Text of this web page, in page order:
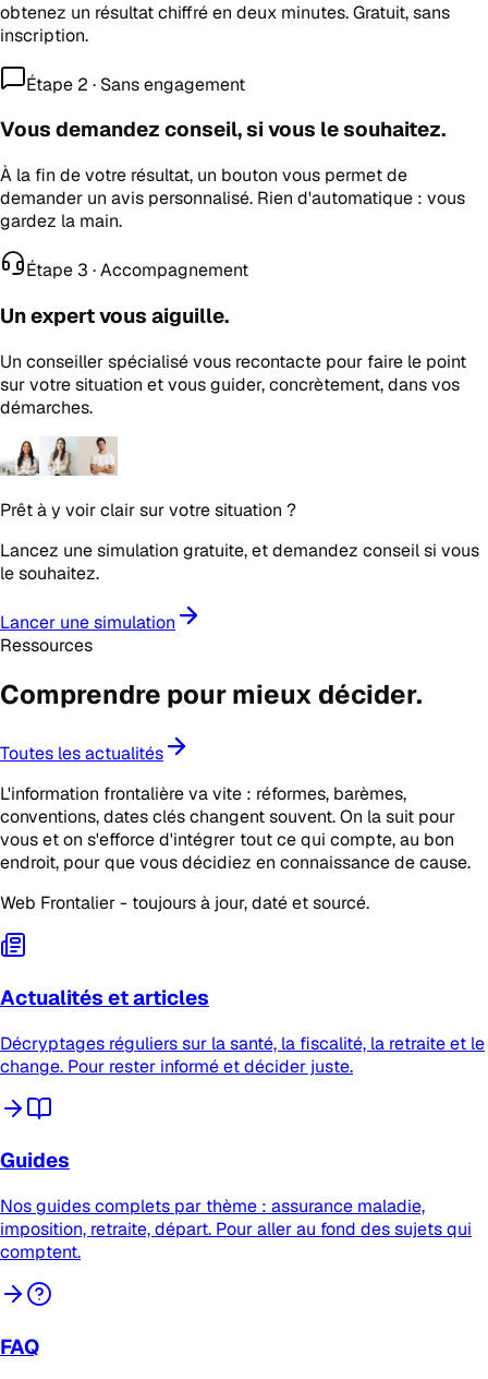
obtenez un résultat chiffré en deux minutes. Gratuit, sans
inscription.
Étape 2 · Sans engagement
Vous demandez conseil, si vous le souhaitez.
À la fin de votre résultat, un bouton vous permet de
demander un avis personnalisé. Rien d'automatique : vous
gardez la main.
Étape 3 · Accompagnement
Un expert vous aiguille.
Un conseiller spécialisé vous recontacte pour faire le point
sur votre situation et vous guider, concrètement, dans vos
démarches.
Prêt à y voir clair sur votre situation ?
Lancez une simulation gratuite, et demandez conseil si vous
le souhaitez.
Lancer une simulation
Ressources
Comprendre pour mieux décider.
Toutes les actualités
L'information frontalière va vite : réformes, barèmes,
conventions, dates clés changent souvent. On la suit pour
vous et on s'efforce d'intégrer tout ce qui compte, au bon
endroit, pour que vous décidiez en connaissance de cause.
Web Frontalier - toujours à jour, daté et sourcé.
Actualités et articles
Décryptages réguliers sur la santé, la fiscalité, la retraite et le
change. Pour rester informé et décider juste.
Guides
Nos guides complets par thème : assurance maladie,
imposition, retraite, départ. Pour aller au fond des sujets qui
comptent.
FAQ